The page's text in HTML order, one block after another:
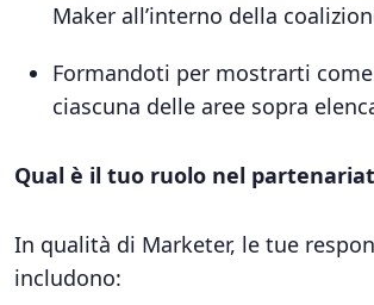
Maker all’interno della
Formandoti per mostrarti
ciascuna delle aree sopra
Qual è il tuo ruolo nel
In qualità di Marketer, le tue
includono: